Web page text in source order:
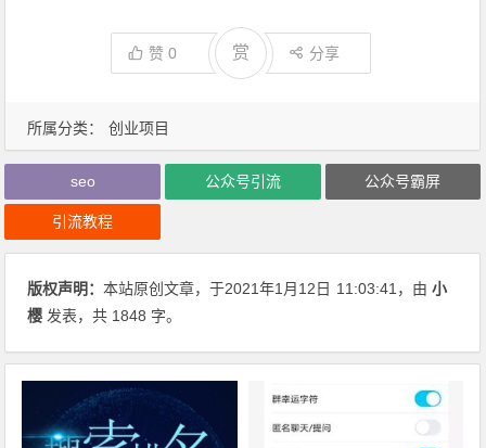
所属分类： 创业项目
赞0 赏 分享
seo 公众号引流 公众号霸屏
引流教程
版权声明：本站原创文章，于2021年1月12日 11:03:41 ，由小
樱 发表，共 1848 字。